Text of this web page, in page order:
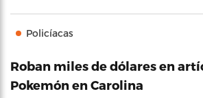
Policíacas
Roban miles de dólares en
Pokemón en Carolina